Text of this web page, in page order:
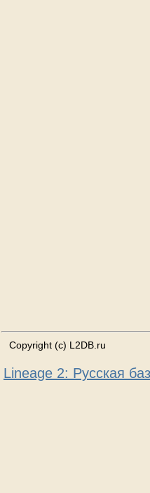
Copyright (c) L2DB.ru
Lineage 2: Русская